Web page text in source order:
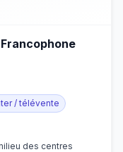
/ télévente
des centres